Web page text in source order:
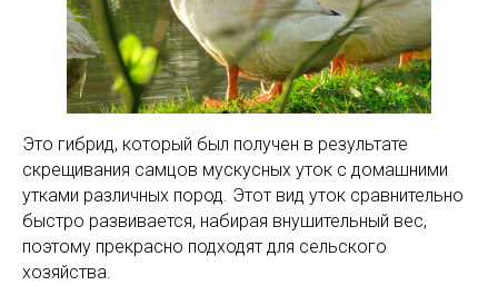
Это гибрид, который был получен в результате
скрещивания самцов мускусных уток с домашними
утками различных пород. Этот вид уток сравнительно
быстро развивается, набирая внушительный вес,
поэтому прекрасно подходят для сельского
хозяйства.